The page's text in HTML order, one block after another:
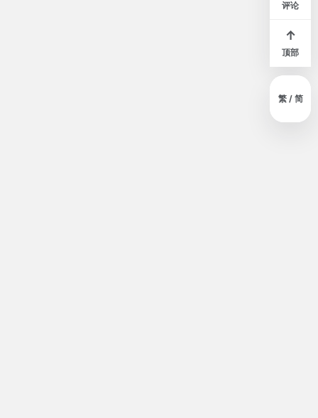
评论
↑
顶部
繁 / 简